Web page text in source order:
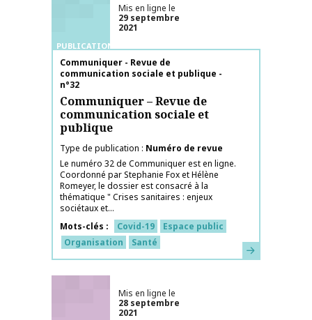
PUBLICATIONS
Mis en ligne le
29 septembre
2021
Nom de la publication
Communiquer - Revue de
communication sociale et publique -
n°32
Communiquer – Revue de
communication sociale et
publique
Type de publication
Numéro de revue
Le numéro 32 de Communiquer est en ligne.
Coordonné par Stephanie Fox et Hélène
Romeyer, le dossier est consacré à la
thématique " Crises sanitaires : enjeux
sociétaux et...
Mots-clés
Covid-19
Espace public
Organisation
Santé En savoir plus
Mis en ligne le
28 septembre
2021